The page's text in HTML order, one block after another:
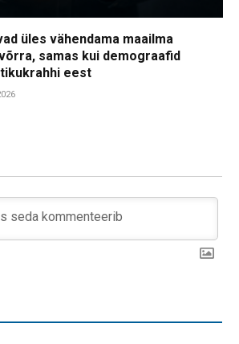
üles vähendama maailma
samas kui demograafid
eest